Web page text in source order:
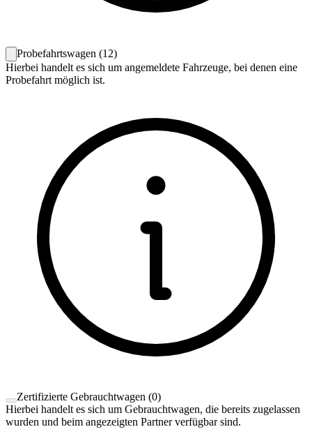
Probefahrtswagen (12)
Hierbei handelt es sich um angemeldete Fahrzeuge, bei denen eine
Probefahrt möglich ist.
Zertifizierte Gebrauchtwagen (0)
Hierbei handelt es sich um Gebrauchtwagen, die bereits zugelassen
wurden und beim angezeigten Partner verfügbar sind.